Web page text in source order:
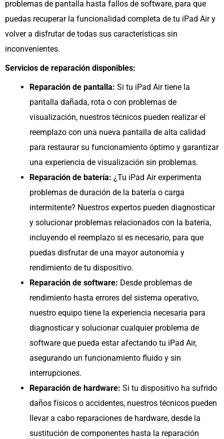
problemas de pantalla hasta fallos de software, para que
puedas recuperar la funcionalidad completa de tu iPad Air y
volver a disfrutar de todas sus características sin
inconvenientes.
Servicios de reparación disponibles:
Reparación de pantalla: Si tu iPad Air tiene la
pantalla dañada, rota o con problemas de
visualización, nuestros técnicos pueden realizar el
reemplazo con una nueva pantalla de alta calidad
para restaurar su funcionamiento óptimo y garantizar
una experiencia de visualización sin problemas.
Reparación de batería: ¿Tu iPad Air experimenta
problemas de duración de la batería o carga
intermitente? Nuestros expertos pueden diagnosticar
y solucionar problemas relacionados con la batería,
incluyendo el reemplazo si es necesario, para que
puedas disfrutar de una mayor autonomía y
rendimiento de tu dispositivo.
Reparación de software: Desde problemas de
rendimiento hasta errores del sistema operativo,
nuestro equipo tiene la experiencia necesaria para
diagnosticar y solucionar cualquier problema de
software que pueda estar afectando tu iPad Air,
asegurando un funcionamiento fluido y sin
interrupciones.
Reparación de hardware: Si tu dispositivo ha sufrido
daños físicos o accidentes, nuestros técnicos pueden
llevar a cabo reparaciones de hardware, desde la
sustitución de componentes hasta la reparación